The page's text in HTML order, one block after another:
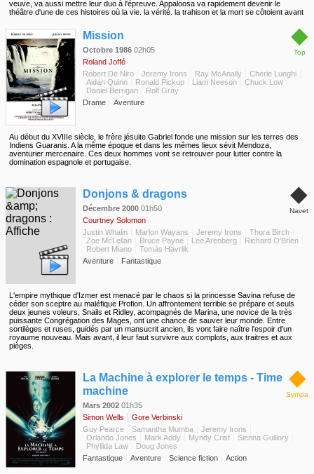
veuve, va aussi mettre leur duo à l'épreuve. Appaloosa va rapidement devenir le
théâtre d'une de ces histoires où la vie, la vérité, la trahison et la mort se côtoient avant
◆
Top
Mission
Octobre 1986 02h05
Roland Joffé
Robert De Niro
Jeremy Irons Ray McAnally
Cherie Lunghi
Aidan Quinn
Ronald Pickup Liam Neeson
Chuck Low
Daniel Berrigan
Rolf Gray
Drame
Aventure
Au début du XVIIIe siècle, le frère jésuite Gabriel fonde une mission sur les terres des
Indiens Guaranis. A la même époque et dans les mêmes lieux sévit Mendoza,
aventurier mercenaire. Ces deux hommes vont se retrouver pour lutter contre la
domination espagnole et portugaise.
◆
Navet
Donjons & dragons
Décembre 2000 01h50
Courtney Solomon
Justin Whalin
Marlon Wayans Jeremy Irons
Thora Birch
Zoe McLellan
Bruce Payne Lee Arenberg
Richard O'Brien
Robert Miano
Tomás Havrlik
Aventure
Fantastique
L'empire mythique d'Izmer est menacé par le chaos si la princesse Savina refuse de
céder son sceptre au maléfique Profion. Un affrontement terrible se prépare et seuls
deux jeunes voleurs, Snails et Ridley, acompagnés de Marina, une novice de la très
puissante Congrégation des Mages, ont une chance de sauver leur monde. Entre
sortilèges et ruses, guidés par un mansucrit ancien, ils vont faire naître l'espoir d'un
royaume nouveau. Mais avant, il leur faut survivre aux complots, aux traitres et aux
pièges.
◆
Sympa
La Machine à explorer le temps - Time
machine
Mars 2002 01h35
Simon Wells
Gore Verbinski
Guy Pearce
Samantha Mumba
Jeremy Irons
Orlando Jones
Mark Addy Myndy Crist
Sienna Guillory
Phyllida Law
Doug Jones
Fantastique
Aventure Science fiction Action